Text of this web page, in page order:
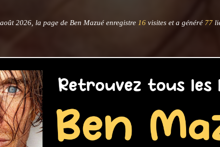
2026, la page de Ben Mazué enregistre 16visites et a généré 77